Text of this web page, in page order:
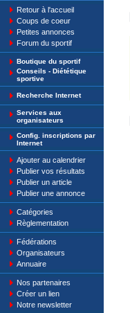
Retour à l'accueil
Coups de coeur
Petites annonces
Forum du sportif
Boutique du sportif
Conseils - Diététique
sportive
Recherche Internet
Services aux
organisateurs
Config. inscriptions par
Internet
Ajouter au calendrier
Publier vos résultats
Publier un article
Publier une annonce
Catégories
Règlementation
Fédérations
Organisateurs
Annuaire
Nos partenaires
Créer un lien
Notre newsletter